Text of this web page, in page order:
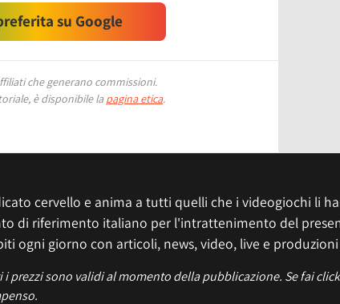
su Google
che generano commissioni.
è disponibile la pagina etica.
cervello e anima a tutti quelli che i videogiochi li
di riferimento italiano per l'intrattenimento del
ogni giorno con articoli, news, video, live e
i prezzi sono validi al momento della pubblicazione. Se fai